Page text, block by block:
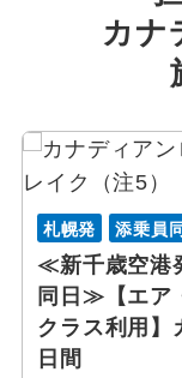
ビーチ・リ
花見
避暑地
スポーツ体験 /
スポーツ観
カナ
札幌発 添乗員
≪新千歳空港
同日≫【エ
クラス利用】
日間